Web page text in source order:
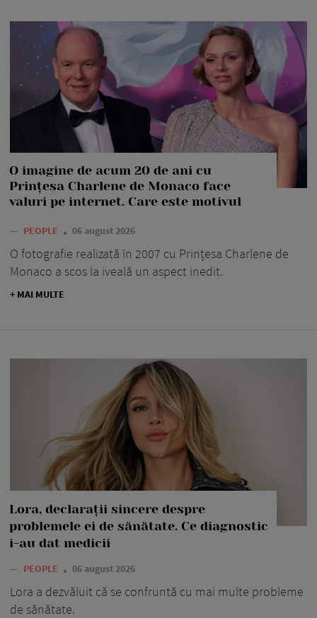
O imagine de acum 20 de ani cu
Prințesa Charlene de Monaco face
valuri pe internet. Care este motivul
— PEOPLE 06 august 2026
O fotografie realizată în 2007 cu Prințesa Charlene de
Monaco a scos la iveală un aspect inedit.
+ MAI MULTE
Lora, declarații sincere despre
problemele ei de sănătate. Ce diagnostic
i-au dat medicii
— PEOPLE 06 august 2026
Lora a dezvăluit că se confruntă cu mai multe probleme
de sănătate.